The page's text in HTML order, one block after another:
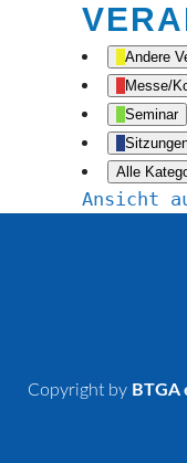
Andere
Messe/
Seminar
Alle
Ansicht
Copyright by BTGA